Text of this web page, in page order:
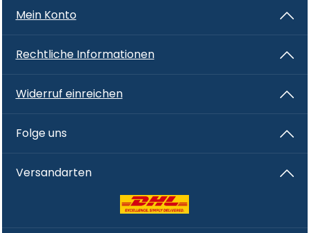
Mein Konto
Rechtliche Informationen
Widerruf einreichen
Folge uns
Versandarten